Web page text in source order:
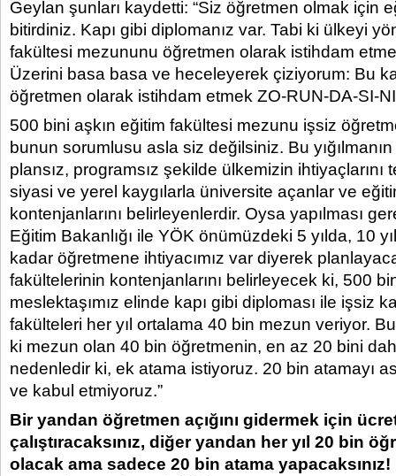
Geylan şunları kaydetti: “Siz öğretmen olmak için
bitirdiniz. Kapı gibi diplomanız var. Tabi ki ülkeyi
fakültesi mezununu öğretmen olarak istihdam
Üzerini basa basa ve heceleyerek çiziyorum: Bu
öğretmen olarak istihdam etmek ZO-RUN-DA-SI-
500 bini aşkın eğitim fakültesi mezunu işsiz
bunun sorumlusu asla siz değilsiniz. Bu yığılmanın
plansız, programsız şekilde ülkemizin ihtiyaçlarını
siyasi ve yerel kaygılarla üniversite açanlar ve
kontenjanlarını belirleyenlerdir. Oysa yapılması
Eğitim Bakanlığı ile YÖK önümüzdeki 5 yılda, 10
kadar öğretmene ihtiyacımız var diyerek
fakültelerinin kontenjanlarını belirleyecek ki, 500
meslektaşımız elinde kapı gibi diploması ile işsiz
fakülteleri her yıl ortalama 40 bin mezun veriyor.
ki mezun olan 40 bin öğretmenin, en az 20 bini
nedenledir ki, ek atama istiyoruz. 20 bin atamayı
ve kabul etmiyoruz.”
Bir yandan öğretmen açığını gidermek için
çalıştıracaksınız, diğer yandan her yıl 20 bin
olacak ama sadece 20 bin atama